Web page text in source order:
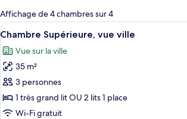
pour
les
chambres
Affichage de 4 chambres sur 4
Afficher
toutes
les
photos
pour
ce
type
Chambre
17
Chambre Supérieure, vue ville
Vue sur la ville
35 m²
3 personnes
1 très grand lit OU 2 lits 1 place
Wi-Fi gratuit